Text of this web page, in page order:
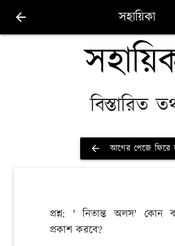
arrow_back সহায়িকা
বিস্তারিত
arrow_back আগের পেজে ফিরে
প্রশ্ন: ' নিতান্ত অলস' কোন
প্রকাশ করবে?